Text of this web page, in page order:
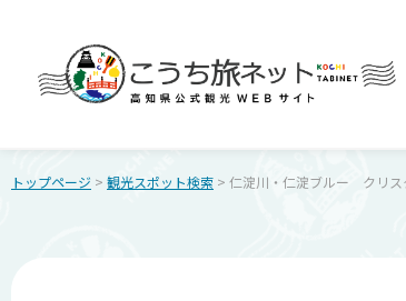
トップページ > 観光スポット検索 > 仁淀川・仁淀ブルー クリス